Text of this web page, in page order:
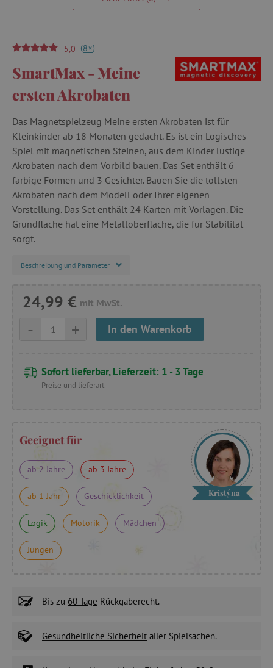
5,0 (8+)
SmartMax - Meine
ersten Akrobaten
Das Magnetspielzeug Meine ersten Akrobaten ist für
Kleinkinder ab 18 Monaten gedacht. Es ist ein Logisches
Spiel mit magnetischen Steinen, aus dem Kinder lustige
Akrobaten nach dem Vorbild bauen. Das Set enthält 6
farbige Formen und 3 Gesichter. Bauen Sie die tollsten
Akrobaten nach dem Modell oder Ihrer eigenen
Vorstellung. Das Set enthält 24 Karten mit Vorlagen. Die
Grundfläche hat eine Metalloberfläche, die für Stabilität
sorgt.
Beschreibung und Parameter
24,99 € mit MwSt.
+
- In den Warenkorb
Sofort lieferbar, Lieferzeit: 1 - 3 Tage
Preise und lieferart
Geeignet für
ab 2 Jahre ab 3 Jahre
ab 1 Jahr Geschicklichkeit
Logik Motorik Mädchen
Jungen
Kristýna
Bis zu 60 Tage Rückgaberecht.
Gesundheitliche Sicherheit aller Spielsachen.